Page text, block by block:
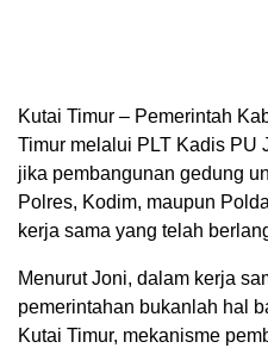
Kutai Timur – Pemerintah
Timur melalui PLT Kadis PU
jika pembangunan gedung
Polres, Kodim, maupun
kerja sama yang telah
Menurut Joni, dalam kerja
pemerintahan bukanlah hal
Kutai Timur, mekanisme